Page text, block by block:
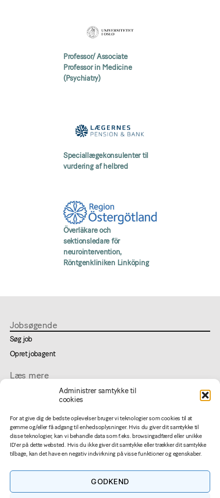
Administrer samtykke til
cookies
For at give dig de bedste oplevelser bruger vi teknologier som cookies til at
gemme og/eller få adgang til enhedsoplysninger. Hvis du giver dit samtykke til
disse teknologier, kan vi behandle data som f.eks. browsingadfærd eller unikke
ID'er på dette websted. Hvis du ikke giver dit samtykke eller trækker dit samtykke
tilbage, kan det have en negativ indvirkning på visse funktioner og egenskaber.
GODKEND
Professor/ Associate
Professor in Medicine
(Psychiatry)
Speciallægekonsulenter til
vurdering af helbred
Överläkare och
sektionsledare för
neurointervention,
Röntgenkliniken Linköping
Jobsøgende
Søg job
Opret jobagent
Læs mere
Cookie- og privatlivspolitik
For annoncører
Jobannoncering
Betingelser